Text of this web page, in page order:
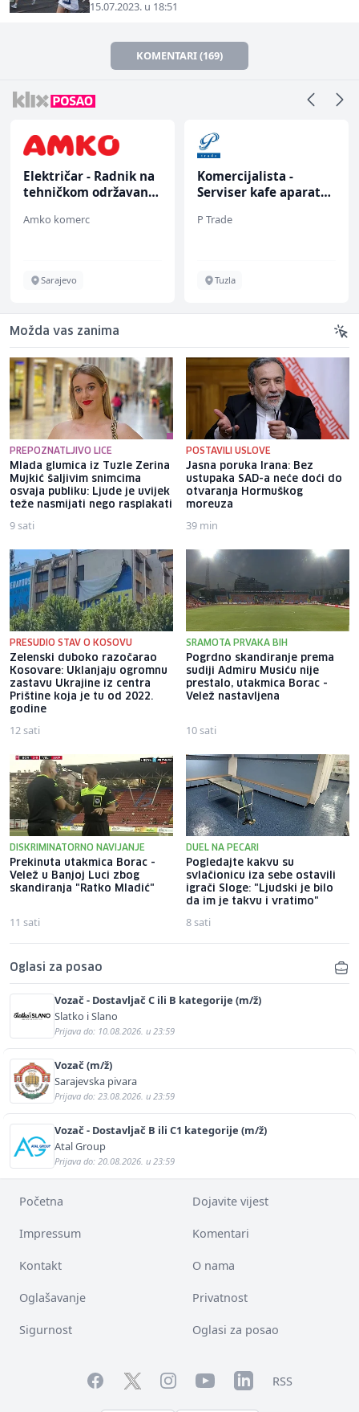
15.07.2023. u 18:51
KOMENTARI (169)
Električar - Radnik na
tehničkom održavanju
Amko komerc
Sarajevo
Komercijalista -
Serviser kafe aparata
P Trade
Tuzla
Možda vas zanima
PREPOZNATLJIVO LICE
Mlada glumica iz Tuzle Zerina
Mujkić šaljivim snimcima
osvaja publiku: Ljude je uvijek
teže nasmijati nego rasplakati
9 sati
POSTAVILI USLOVE
Jasna poruka Irana: Bez
ustupaka SAD-a neće doći do
otvaranja Hormuškog
moreuza
39 min
PRESUDIO STAV O KOSOVU
Zelenski duboko razočarao
Kosovare: Uklanjaju ogromnu
zastavu Ukrajine iz centra
Prištine koja je tu od 2022.
godine
12 sati
SRAMOTA PRVAKA BIH
Pogrdno skandiranje prema
sudiji Admiru Musiću nije
prestalo, utakmica Borac -
Velež nastavljena
10 sati
DISKRIMINATORNO NAVIJANJE
Prekinuta utakmica Borac -
Velež u Banjoj Luci zbog
skandiranja "Ratko Mladić"
11 sati
DUEL NA PECARI
Pogledajte kakvu su
svlačionicu iza sebe ostavili
igrači Sloge: "Ljudski je bilo
da im je takvu i vratimo"
8 sati
Oglasi za posao
Vozač - Dostavljač C ili B kategorije (m/ž)
Slatko i Slano
Prijava do: 10.08.2026. u 23:59
Vozač (m/ž)
Sarajevska pivara
Prijava do: 23.08.2026. u 23:59
Vozač - Dostavljač B ili C1 kategorije (m/ž)
Atal Group
Prijava do: 20.08.2026. u 23:59
Početna Dojavite vijest
Impressum Komentari
Kontakt O nama
Oglašavanje Privatnost
Sigurnost Oglasi za posao
FacebookTwitterInstagramYouTubeLinkedInRSS